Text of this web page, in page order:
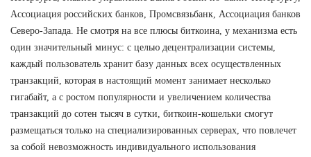
Ассоциация российских банков, Промсвязьбанк, Ассоциация банков
Северо-Запада. Не смотря на все плюсы биткоина, у механизма есть
один значительный минус: с целью децентрализации системы,
каждый пользователь хранит базу данных всех осуществленных
транзакций, которая в настоящий момент занимает несколько
гигабайт, а с ростом популярности и увеличением количества
транзакций до сотен тысяч в сутки, биткоин-кошельки смогут
размещаться только на специализированных серверах, что повлечет
за собой невозможность индивидуального использования